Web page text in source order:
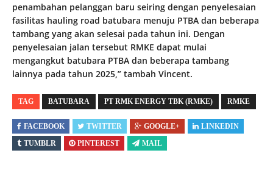
penambahan pelanggan baru seiring dengan penyelesaian
fasilitas hauling road batubara menuju PTBA dan beberapa
tambang yang akan selesai pada tahun ini. Dengan
penyelesaian jalan tersebut RMKE dapat mulai
mengangkut batubara PTBA dan beberapa tambang
lainnya pada tahun 2025,” tambah Vincent.
TAG BATUBARA PT RMK ENERGY TBK (RMKE) RMKE
FACEBOOK TWITTER GOOGLE+
LINKEDIN
TUMBLR
PINTEREST MAIL